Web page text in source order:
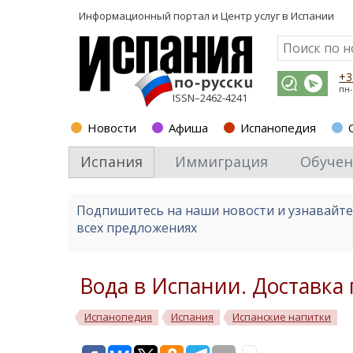
Информационный портал и Центр услуг в Испании
ISSN–2462-4241
Новости Афиша Испанопедия
Испания Иммиграция
Подпишитесь на наши новости и
всех предложениях
Вода в Испании.
Испанопедия Испания Испанские напитки